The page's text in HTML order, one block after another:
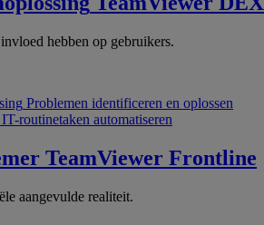
hebben op gebruikers.
Problemen identificeren en oplossen
IT-routinetaken automatiseren
TeamViewer Frontline
aangevulde realiteit.